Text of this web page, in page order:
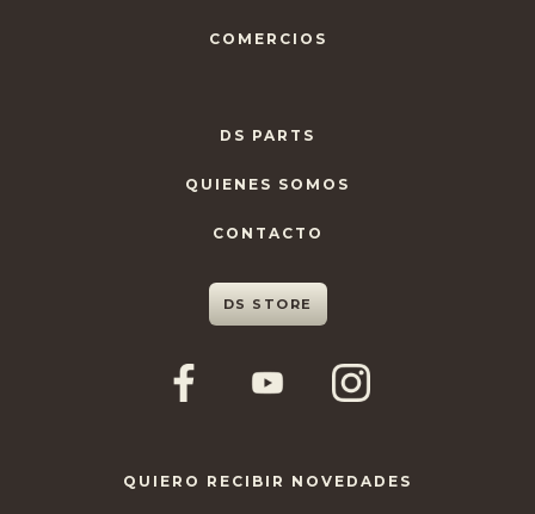
COMERCIOS
DS PARTS
QUIENES SOMOS
CONTACTO
DS STORE
QUIERO RECIBIR NOVEDADES